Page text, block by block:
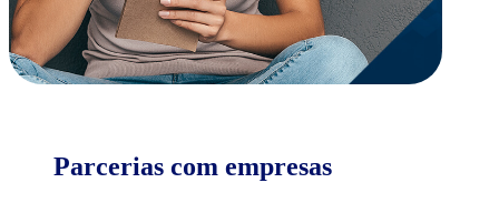
Parcerias com empresas